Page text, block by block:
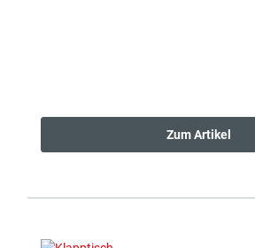
Zum Artikel